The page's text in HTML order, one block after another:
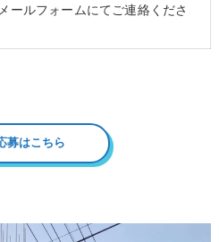
ールフォームにてご連絡くださ
募はこちら